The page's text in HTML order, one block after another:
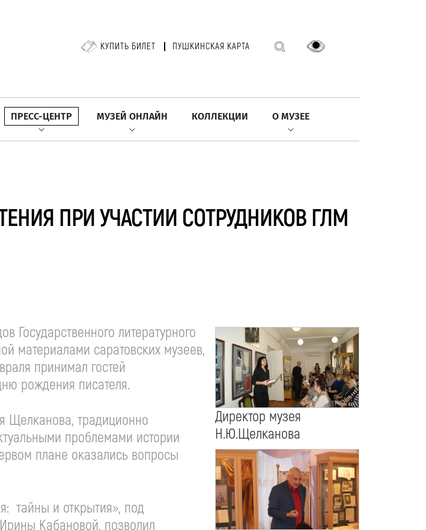
КУПИТЬ БИЛЕТ ПУШКИНСКАЯ КАРТА
ПРЕСС-ЦЕНТР МУЗЕЙ ОНЛАЙН КОЛЛЕКЦИИ О МУЗЕЕ
ПРИ УЧАСТИИ СОТРУДНИКОВ ГЛМ
Директор музея
Н.Ю.Щелканова
Государственного литературного
материалами саратовских музеев,
принимал гостей
рождения писателя.
Щелканова, традиционно
проблемами истории
плане оказались вопросы
тайны и открытия», под
Кабановой, позволил